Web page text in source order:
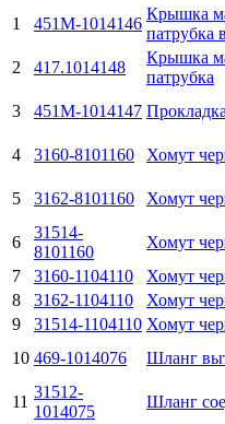
1 451М-1014146
Крышка
патрубка
2
417.1014148
Крышка
патрубка
3
451М-1014147
4
3160-8101160 Хомут
5
3162-8101160 Хомут
6
31514-
8101160
Хомут
7
3160-1104110 Хомут
8
3162-1104110 Хомут
9
31514-1104110 Хомут
10 469-1014076 Шланг
11
31512-
1014075
Шланг